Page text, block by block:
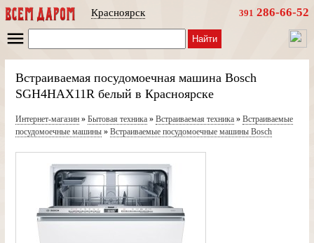
Красноярск 391 286-66-52
Найти
Встраиваемая посудомоечная машина Bosch
SGH4HAX11R белый в Красноярске
Интернет-магазин» Бытовая техника» Встраиваемая техника» Встраиваемые
посудомоечные машины» Встраиваемые посудомоечные машины Bosch